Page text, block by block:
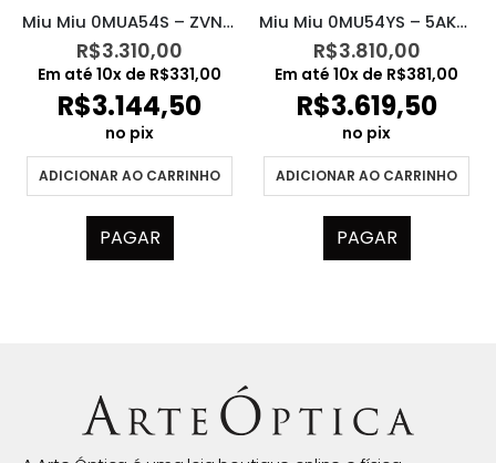
Miu Miu 0MUA54S – ZVN70O
R$3.310,00
Em até 10x de R$331,00
R$3.144,50
no pix
ADICIONAR AO CARRINHO
PAGAR
Miu Miu 0MU54YS – 5AK30B
R$3.810,00
Em até 10x de R$381,00
R$3.619,50
no pix
ADICIONAR AO CARRINHO
PAGAR